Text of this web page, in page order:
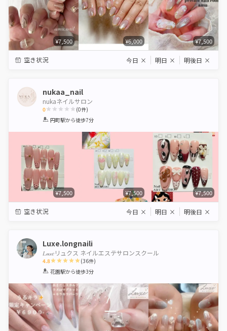
¥7,500 ¥6,000 ¥7,500
空き状況 今日 × 明日 × 明後日 ×
nukaa_nail
nukaネイルサロン
0
1 2 3 4 5
(0件)
円町駅から徒歩7分
¥7,500 ¥7,500 ¥7,500
空き状況 今日 × 明日 × 明後日 ×
Luxe.longnaili
𝐿𝓊𝓍𝑒リュクス ネイルエステサロンスクール
4.8
1 2 3 4 5
(36件)
花園駅から徒歩3分